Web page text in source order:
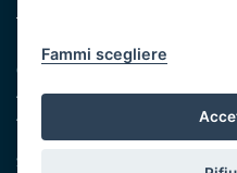
Note legali
Cookie e privacy
Amministrazione trasparente
Atti di notifica
Feed RSS
Servizi intranet
Fammi scegliere